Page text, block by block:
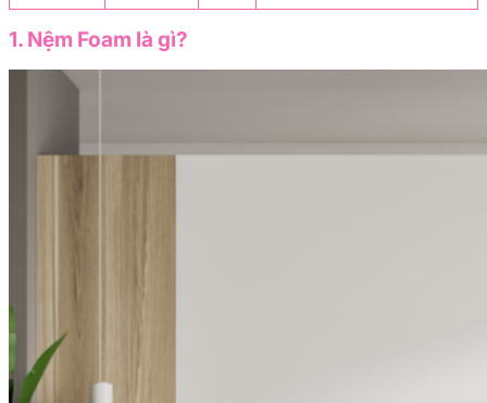
1. Nệm Foam là gì?